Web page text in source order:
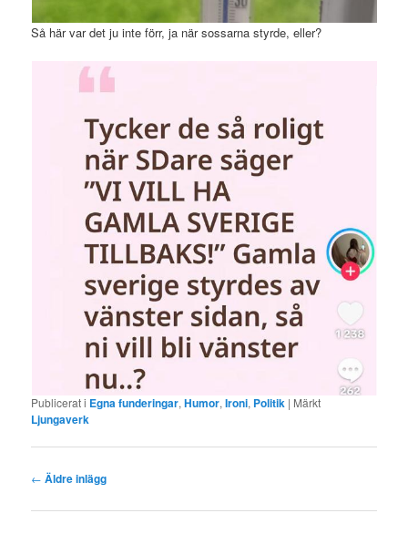
Så här var det ju inte förr, ja när sossarna styrde, eller?
Publicerat i Egna funderingar,Humor,Ironi, Politik | Märkt
Ljungaverk
Inläggsnavigering
← Äldre inlägg